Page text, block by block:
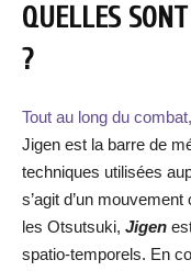
QUELLES
?
Tout au long du combat,
Jigen est la barre de
techniques utilisées
s’agit d’un
les Otsutsuki, Jigen
spatio-temporels. En